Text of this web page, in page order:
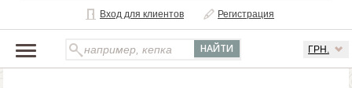
Вход для клиентов Регистрация
ГРН.